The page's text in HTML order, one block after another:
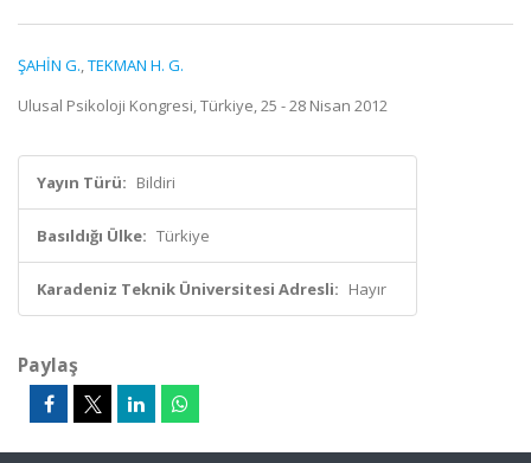
ŞAHİN G.,TEKMAN H. G.
Ulusal Psikoloji Kongresi, Türkiye, 25 - 28 Nisan 2012
Yayın Türü: Bildiri
Basıldığı Ülke: Türkiye
Karadeniz Teknik Üniversitesi Adresli: Hayır
Paylaş